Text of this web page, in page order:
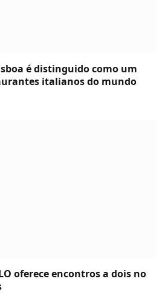
é distinguido como um
italianos do mundo
oferece encontros a dois no